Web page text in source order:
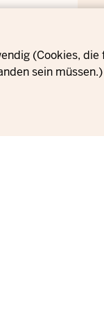
(Cookies,
sein müssen.)